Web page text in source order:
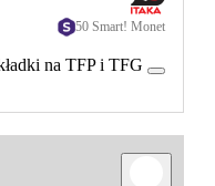
50 Smart! Monet
na TFP i TFG